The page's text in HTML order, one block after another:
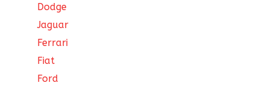
Dodge
Jaguar
Ferrari
Fiat
Ford